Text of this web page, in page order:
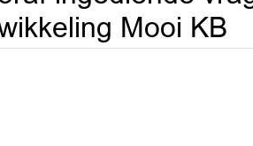
Mooi KB